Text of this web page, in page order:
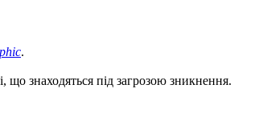
.
знаходяться під загрозою зникнення.